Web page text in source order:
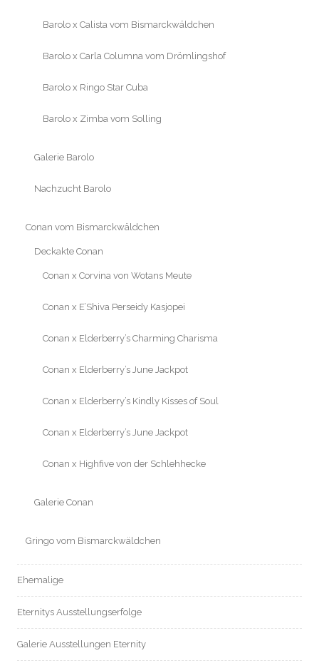
Barolo x Calista vom Bismarckwäldchen
Barolo x Carla Columna vom Drömlingshof
Barolo x Ringo Star Cuba
Barolo x Zimba vom Solling
Galerie Barolo
Nachzucht Barolo
Conan vom Bismarckwäldchen
Deckakte Conan
Conan x Corvina von Wotans Meute
Conan x E’Shiva Perseidy Kasjopei
Conan x Elderberry’s Charming Charisma
Conan x Elderberry’s June Jackpot
Conan x Elderberry’s Kindly Kisses of Soul
Conan x Elderberry’s June Jackpot
Conan x Highfive von der Schlehhecke
Galerie Conan
Gringo vom Bismarckwäldchen
Ehemalige
Eternitys Ausstellungserfolge
Galerie Ausstellungen Eternity